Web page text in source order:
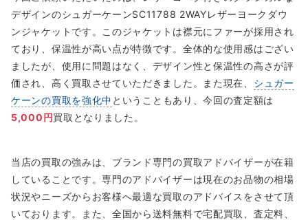
デザインのシュガーケーンSC11788 2WAYレザーヨークダウ
ンジャケットです。このジャケットは襟元にファーが採用され
ており、保温性が高い点が特徴です。全体的な使用感はござい
ましたが、使用に問題はなく、デザイン性と保温性の高さが評
価され、高く買取させていただきました。また現在、 シュガー
ケーンの買取を強化中 ということもあり、今回の査定額は
5,000円買取となりました。
当店の買取の強みは、ブランド専門の買取アドバイザーが在籍
していることです。専門のアドバイザーは現在のお品物の相場
状況やニーズからお客様へ最適な買取のアドバイスをさせて頂
いております。また、全国から送料無料で宅配買取、査定料、